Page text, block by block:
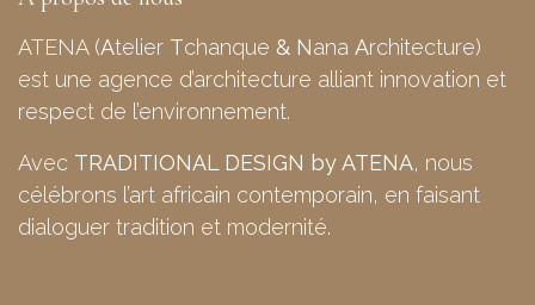
ATENA (Atelier Tchanque & Nana Architecture)
est une agence d’architecture alliant innovation et
respect de l’environnement.
Avec TRADITIONAL DESIGN by ATENA, nous
célébrons l’art africain contemporain, en faisant
dialoguer tradition et modernité.